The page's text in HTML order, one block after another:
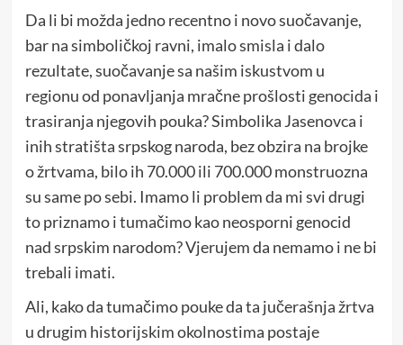
Da li bi možda jedno recentno i novo suočavanje,
bar na simboličkoj ravni, imalo smisla i dalo
rezultate, suočavanje sa našim iskustvom u
regionu od ponavljanja mračne prošlosti genocida i
trasiranja njegovih pouka? Simbolika Jasenovca i
inih stratišta srpskog naroda, bez obzira na brojke
o žrtvama, bilo ih 70.000 ili 700.000 monstruozna
su same po sebi. Imamo li problem da mi svi drugi
to priznamo i tumačimo kao neosporni genocid
nad srpskim narodom? Vjerujem da nemamo i ne bi
trebali imati.
Ali, kako da tumačimo pouke da ta jučerašnja žrtva
u drugim historijskim okolnostima postaje